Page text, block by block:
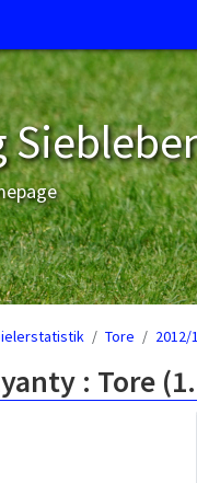
Tore 2012/
: Tore